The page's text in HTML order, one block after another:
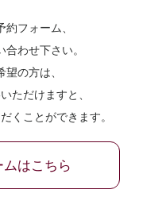
フォーム、
わせ下さい。
の方は、
ただけますと、
くことができます。
はこちら